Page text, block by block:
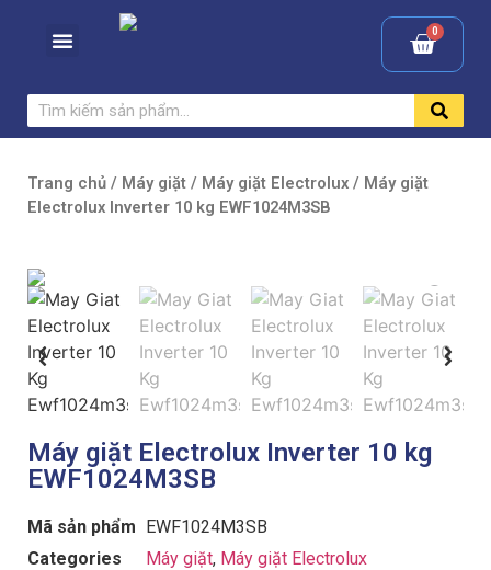
Trang chủ / Máy giặt / Máy giặt Electrolux / Máy giặt
Electrolux Inverter 10 kg EWF1024M3SB
Máy giặt Electrolux Inverter 10 kg
EWF1024M3SB
Mã sản phẩm EWF1024M3SB
Categories
Máy giặt, Máy giặt Electrolux